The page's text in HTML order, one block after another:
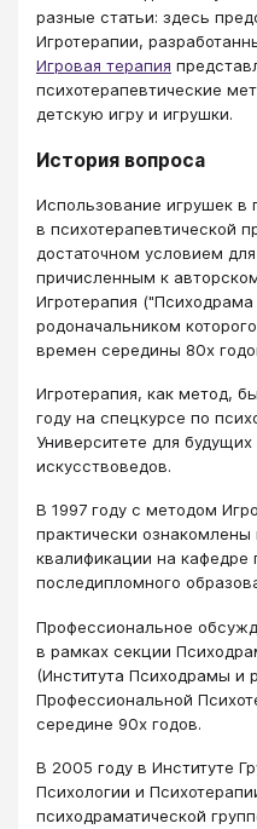
разные статьи: здесь
Игротерапии,
Игровая терапия
психотерапевтические
детскую игру и игрушки.
История вопроса
Использование игрушек в
в психотерапевтической
достаточном условием
причисленным к
Игротерапия
родоначальником
времен середины 80х
Игротерапия, как метод,
году на спецкурсе по
Университете для
искусствоведов.
В 1997 году с методом
практически
квалификации на кафедре
последипломного
Профессиональное
в рамках секции
(Института Психодрамы и
Профессиональной
середине 90х годов.
В 2005 году в Институте
Психологии и
психодраматической